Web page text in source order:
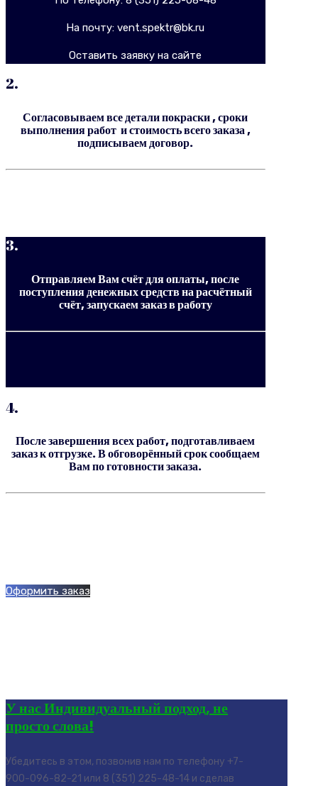
На почту: vent.spektr@bk.ru
Оставить заявку на сайте
2.
Согласовываем все детали покраски , сроки
выполнения работ и стоимость всего заказа ,
подписываем договор.
3.
Отправляем Вам счёт для оплаты, после
поступления денежных средств на расчётный
счёт, запускаем заказ в работу
4.
После завершения всех работ, подготавливаем
заказ к отгрузке. В обговорённый срок сообщаем
Вам по готовности заказа.
Оформить заказ
У нас Индивидуальный подход, не
просто слова!
Убедитесь в этом, позвонив нам по телефону +7-
900-096-82-21 или 8 (351) 225-48-14 и сделав